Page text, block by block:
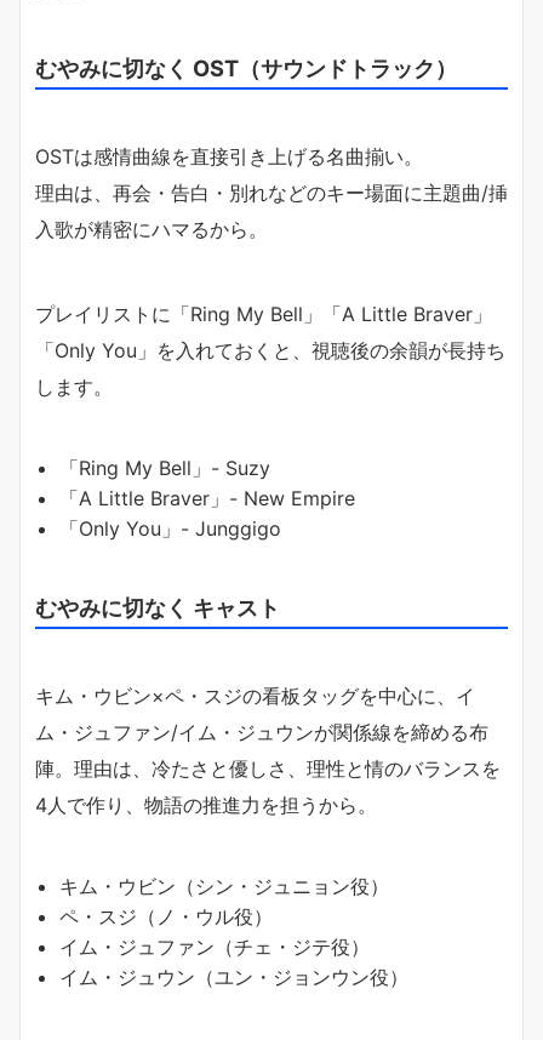
むやみに切なく OST（サウンドトラック）
OSTは感情曲線を直接引き上げる名曲揃い。
理由は、再会・告白・別れなどのキー場面に主題曲/挿
入歌が精密にハマるから。
プレイリストに「Ring My Bell」「A Little Braver」
「Only You」を入れておくと、視聴後の余韻が長持ち
します。
「Ring My Bell」- Suzy
「A Little Braver」- New Empire
「Only You」- Junggigo
むやみに切なく キャスト
キム・ウビン×ペ・スジの看板タッグを中心に、イ
ム・ジュファン/イム・ジュウンが関係線を締める布
陣。理由は、冷たさと優しさ、理性と情のバランスを
4人で作り、物語の推進力を担うから。
キム・ウビン（シン・ジュニョン役）
ペ・スジ（ノ・ウル役）
イム・ジュファン（チェ・ジテ役）
イム・ジュウン（ユン・ジョンウン役）